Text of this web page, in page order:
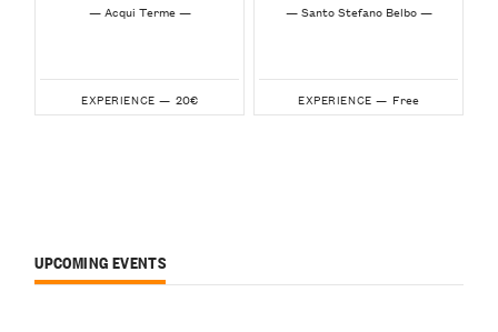
— Acqui Terme —
EXPERIENCE — 20€
— Santo Stefano Belbo —
EXPERIENCE — Free
UPCOMING EVENTS